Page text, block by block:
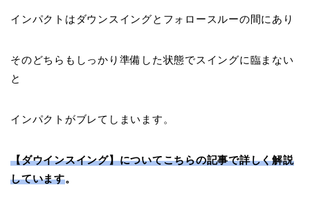
インパクトは ダウンスイングとフォロースルーの間にあり
そのどちらもしっかり準備した状態でスイングに臨まない
と
インパクトがブレてしまいます。
【ダウインスイング】についてこちらの記事で詳しく解説
しています。